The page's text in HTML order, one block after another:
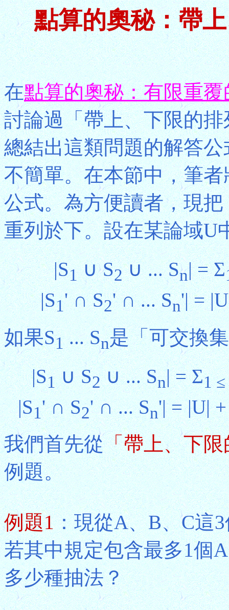
點算的奧秘：帶
在點算的奧秘：有限重
討論過「帶上、下限的
總結出這類問題的解答
不簡單。在本節中，筆
公式。為方便讀者，現
重列於下。設在某論域U
|S1∪ S2∪ ... Sn| = Σ
|S1' ∩ S2' ∩ ... Sn'| =
如果S1... Sn是「可交換
|S1∪ S2∪ ... Sn| = Σ1 ≤
|S1' ∩ S2' ∩ ... Sn'| = |U|
我們首先從「帶上、下
例題。
例題1：現從A、B、C這
若其中規定包含最多1個
多少種抽法？